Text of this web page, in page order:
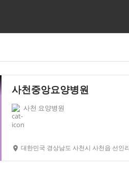
사천중앙요양병원
사천 요양병원
대한민국 경상남도 사천시 사천읍 선인